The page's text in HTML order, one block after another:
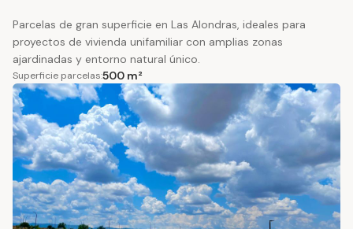
Parcelas de gran superficie en Las Alondras, ideales para
proyectos de vivienda unifamiliar con amplias zonas
ajardinadas y entorno natural único.
Superficie parcelas:500 m²